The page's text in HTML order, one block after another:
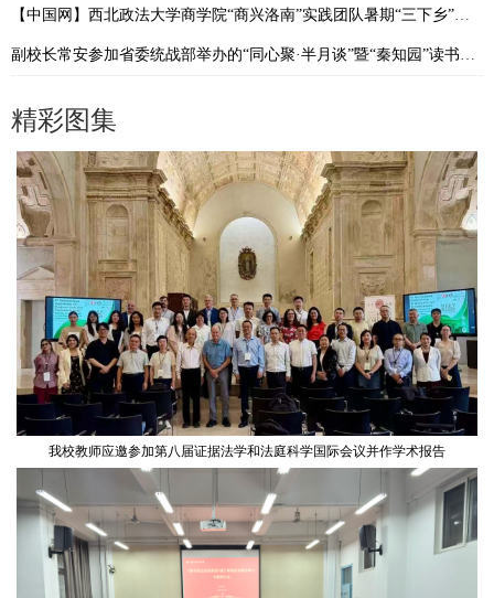
【中国网】西北政法大学商学院“商兴洛南”实践团队暑期“三下乡”活动圆满结束
副校长常安参加省委统战部举办的“同心聚·半月谈”暨“秦知园”读书沙龙
精彩图集
我校教师应邀参加第八届证据法学和法庭科学国际会议并作学术报告